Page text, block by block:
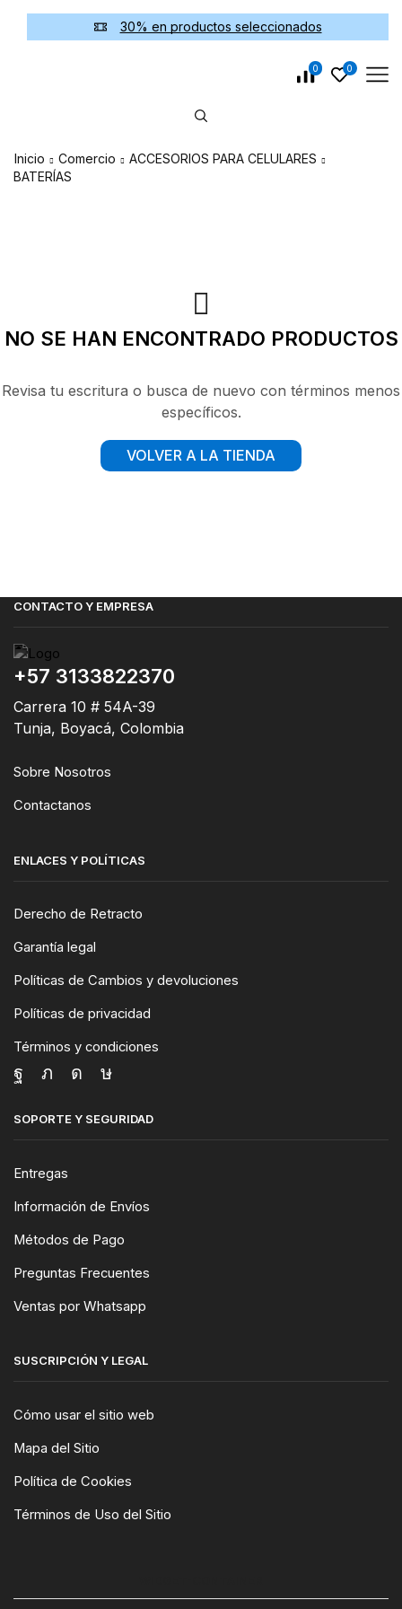
30% en productos seleccionados
0 0
Inicio Comercio
ACCESORIOS PARA CELULARES
BATERÍAS
NO SE HAN ENCONTRADO PRODUCTOS
Revisa tu escritura o busca de nuevo con términos menos
específicos.
VOLVER A LA TIENDA
CONTACTO Y EMPRESA
+57 3133822370
Carrera 10 # 54A-39
Tunja, Boyacá, Colombia
Sobre Nosotros
Contactanos
ENLACES Y POLÍTICAS
Derecho de Retracto
Garantía legal
Políticas de Cambios y devoluciones
Políticas de privacidad
Términos y condiciones
SOPORTE Y SEGURIDAD
Entregas
Información de Envíos
Métodos de Pago
Preguntas Frecuentes
Ventas por Whatsapp
SUSCRIPCIÓN Y LEGAL
Cómo usar el sitio web
Mapa del Sitio
Política de Cookies
Términos de Uso del Sitio